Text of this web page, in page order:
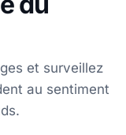
et surveillez
au sentiment